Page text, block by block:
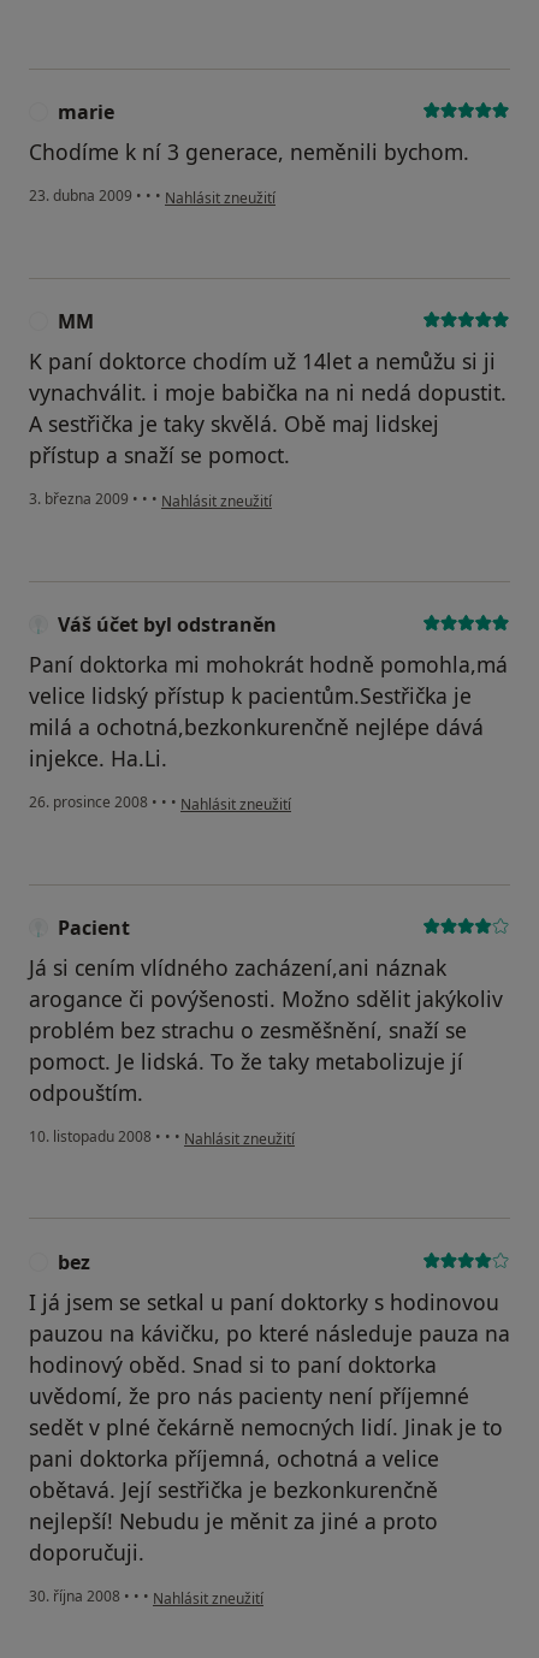
marie
Chodíme k ní 3 generace, neměnili bychom.
23. dubna 2009 • • • podle názoru uživatele marie
Nahlásit zneužití
MM
K paní doktorce chodím už 14let a nemůžu si ji
vynachválit. i moje babička na ni nedá dopustit.
A sestřička je taky skvělá. Obě maj lidskej
přístup a snaží se pomoct.
3. března 2009 • • • podle názoru uživatele MM
Nahlásit zneužití
Váš účet byl odstraněn
Paní doktorka mi mohokrát hodně pomohla,má
velice lidský přístup k pacientům.Sestřička je
milá a ochotná,bezkonkurenčně nejlépe dává
injekce. Ha.Li.
26. prosince 2008 • • • podle názoru uživatele Váš účet byl odstraněn
Nahlásit zneužití
Pacient
Já si cením vlídného zacházení,ani náznak
arogance či povýšenosti. Možno sdělit jakýkoliv
problém bez strachu o zesměšnění, snaží se
pomoct. Je lidská. To že taky metabolizuje jí
odpouštím.
10. listopadu 2008 • • • podle názoru uživatele Pacient
Nahlásit zneužití
bez
I já jsem se setkal u paní doktorky s hodinovou
pauzou na kávičku, po které následuje pauza na
hodinový oběd. Snad si to paní doktorka
uvědomí, že pro nás pacienty není příjemné
sedět v plné čekárně nemocných lidí. Jinak je to
pani doktorka příjemná, ochotná a velice
obětavá. Její sestřička je bezkonkurenčně
nejlepší! Nebudu je měnit za jiné a proto
doporučuji.
30. října 2008 • • • podle názoru uživatele bez
Nahlásit zneužití